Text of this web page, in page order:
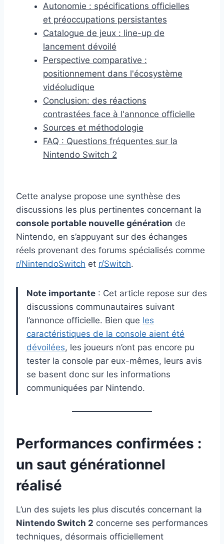
Autonomie : spécifications officielles
et préoccupations persistantes
Catalogue de jeux : line-up de
lancement dévoilé
Perspective comparative :
positionnement dans l'écosystème
vidéoludique
Conclusion: des réactions
contrastées face à l'annonce officielle
Sources et méthodologie
FAQ : Questions fréquentes sur la
Nintendo Switch 2
Cette analyse propose une synthèse des
discussions les plus pertinentes concernant la
console portable nouvelle génération de
Nintendo, en s’appuyant sur des échanges
réels provenant des forums spécialisés comme
r/NintendoSwitch et r/Switch.
Note importante : Cet article repose sur des
discussions communautaires suivant
l’annonce officielle. Bien que les
caractéristiques de la console aient été
dévoilées, les joueurs n’ont pas encore pu
tester la console par eux-mêmes, leurs avis
se basent donc sur les informations
communiquées par Nintendo.
Performances confirmées :
un saut générationnel
réalisé
L’un des sujets les plus discutés concernant la
Nintendo Switch 2 concerne ses performances
techniques, désormais officiellement